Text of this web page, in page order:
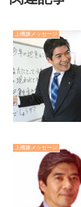
上機嫌メッセージ
上機嫌メッセージ